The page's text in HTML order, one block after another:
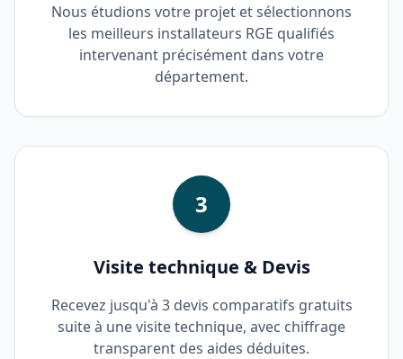
Nous étudions votre projet et sélectionnons
les meilleurs installateurs RGE qualifiés
intervenant précisément dans votre
département.
3
Visite technique & Devis
Recevez jusqu'à 3 devis comparatifs gratuits
suite à une visite technique, avec chiffrage
transparent des aides déduites.